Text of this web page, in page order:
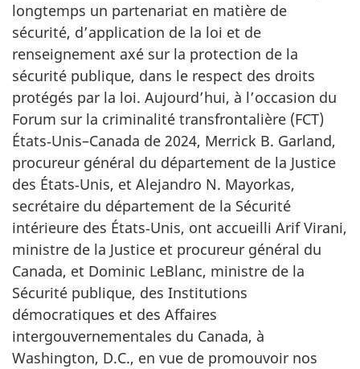
longtemps un partenariat en matière de
sécurité, d’application de la loi et de
renseignement axé sur la protection de la
sécurité publique, dans le respect des droits
protégés par la loi. Aujourd’hui, à l’occasion du
Forum sur la criminalité transfrontalière (FCT)
États‑Unis–Canada de 2024, Merrick B. Garland,
procureur général du département de la Justice
des États‑Unis, et Alejandro N. Mayorkas,
secrétaire du département de la Sécurité
intérieure des États‑Unis, ont accueilli Arif Virani,
ministre de la Justice et procureur général du
Canada, et Dominic LeBlanc, ministre de la
Sécurité publique, des Institutions
démocratiques et des Affaires
intergouvernementales du Canada, à
Washington, D.C., en vue de promouvoir nos